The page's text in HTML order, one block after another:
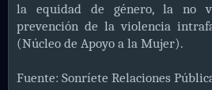
la equidad de género, la no
prevención de la violencia
(Núcleo de Apoyo a la Mujer).
Fuente: Sonríete Relaciones